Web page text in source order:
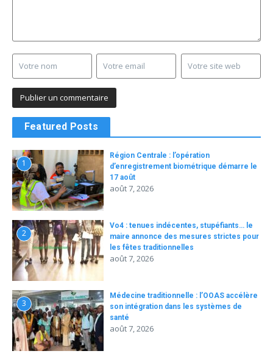
Featured Posts
1
Région Centrale : l’opération
d’enregistrement biométrique démarre le
17 août
août 7, 2026
2
Vo4 : tenues indécentes, stupéfiants… le
maire annonce des mesures strictes pour
les fêtes traditionnelles
août 7, 2026
3
Médecine traditionnelle : l’OOAS accélère
son intégration dans les systèmes de
santé
août 7, 2026